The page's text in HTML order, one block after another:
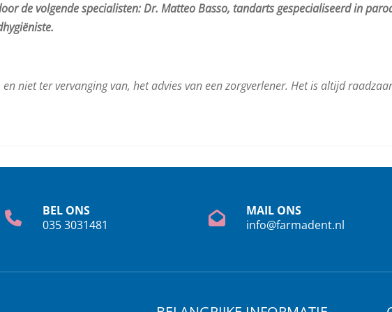
de volgende specialisten: Dr. Matteo Basso, tandarts gespecialiseerd in
niet ter vervanging van, het advies van een zorgverlener. Het is altijd
BEL ONS
035 3031481
MAIL ONS
info@farmadent.nl